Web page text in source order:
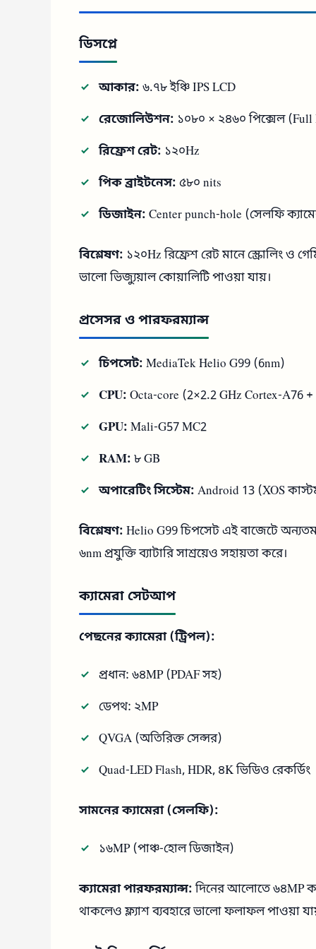
ডিসপ্লে
আকার: ৬.৭৮ ইঞ্চি IPS LCD
রেজোলিউশন: ১০৮০ × ২৪৬০ পিক্সেল
রিফ্রেশ রেট: ১২০Hz
পিক ব্রাইটনেস: ৫৮০ nits
ডিজাইন: Center punch-hole (সেলফি
বিশ্লেষণ: ১২০Hz রিফ্রেশ রেট মানে স্ক্রোলিং ও
ভালো ভিজ্যুয়াল কোয়ালিটি পাওয়া যায়।
প্রসেসর ও পারফরম্যান্স
চিপসেট: MediaTek Helio G99 (6nm)
CPU: Octa-core (2×2.2 GHz Cortex-A76
GPU: Mali-G57 MC2
RAM: ৮ GB
অপারেটিং সিস্টেম: Android 13 (XOS
বিশ্লেষণ: Helio G99 চিপসেট এই বাজেটে
৬nm প্রযুক্তি ব্যাটারি সাশ্রয়েও সহায়তা করে।
ক্যামেরা সেটআপ
পেছনের ক্যামেরা (ট্রিপল):
প্রধান: ৬৪MP (PDAF সহ)
ডেপথ: ২MP
QVGA (অতিরিক্ত সেন্সর)
Quad-LED Flash, HDR, ৪K ভিডিও রেকর্ডিং
সামনের ক্যামেরা (সেলফি):
১৬MP (পাঞ্চ-হোল ডিজাইন)
ক্যামেরা পারফরম্যান্স:দিনের আলোতে ৬৪MP
থাকলেও ফ্ল্যাশ ব্যবহারে ভালো ফলাফল পাওয়া